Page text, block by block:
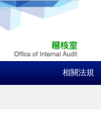
相關法規